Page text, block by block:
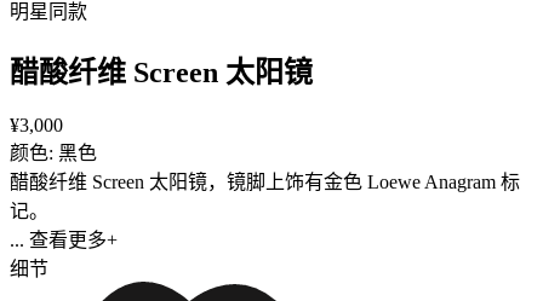
明星同款
醋酸纤维 Screen 太阳镜
¥3,000
颜色: 黑色
醋酸纤维 Screen 太阳镜，镜脚上饰有金色 Loewe Anagram 标
记。
... 查看更多+
细节